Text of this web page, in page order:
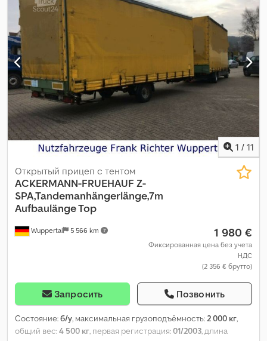
1 / 11
Wuppertal 5 566 km
Открытый прицеп с тентом
ACKERMANN-FRUEHAUF Z-
SPA,Tandemanhängerlänge,7m
Aufbaulänge Top
1 980 €
Фиксированная цена без учета
НДС
(2 356 € брутто)
Запросить Позвонить
Состояние:б/у, максимальная грузоподъёмность: 2 000 кг,
общий вес:4 500 кг , первая регистрация:01/2003 , длина